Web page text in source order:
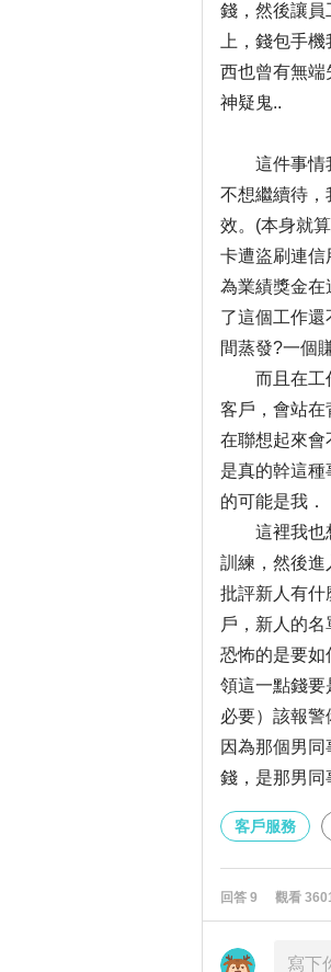
錢，然後讓員
上，錢包手
西也曾有無端
神疑鬼..
這件事情我
不想繼續待，
效。(本身就
卡遭盜刷連信
為業績獎金在
了這個工作還
間蒸發?一個
而且在工作
客戶，會站在
在聯想起來會
是真的幹這
的可能是我．
這裡我也想
訓練，然後進
批評新人有什
戶，新人的
恐怖的是要如
領這一點錢要
必要）該報
因為那個男
錢，是那男同
客戶服務
回答 9 觀看